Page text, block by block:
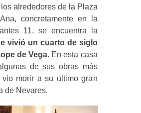
alrededores de la Plaza
concretamente en la
11, se encuentra la
vivió un cuarto de siglo
de Vega. En esta casa
de sus obras más
vio morir a su último gran
de Nevares.